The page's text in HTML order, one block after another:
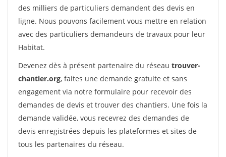
des milliers de particuliers demandent des devis en
ligne. Nous pouvons facilement vous mettre en relation
avec des particuliers demandeurs de travaux pour leur
Habitat.
Devenez dès à présent partenaire du réseau trouver-
chantier.org, faites une demande gratuite et sans
engagement via notre formulaire pour recevoir des
demandes de devis et trouver des chantiers. Une fois la
demande validée, vous recevrez des demandes de
devis enregistrées depuis les plateformes et sites de
tous les partenaires du réseau.